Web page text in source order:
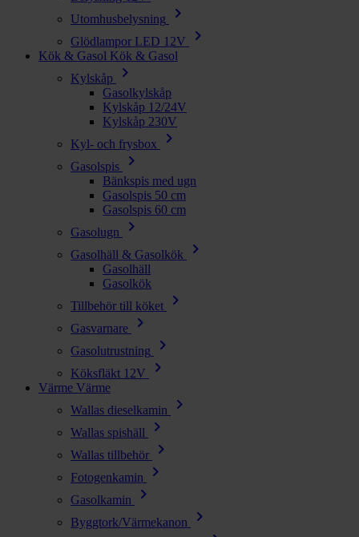
Utomhusbelysning chevron_right
Glödlampor LED 12V chevron_right
Kök & Gasol Kök & Gasol
Kylskåp
chevron_right
Gasolkylskåp
Kylskåp 12/24V
Kylskåp 230V
Kyl- och frysbox
chevron_right
Gasolspis chevron_right
Bänkspis med ugn
Gasolspis 50 cm
Gasolspis 60 cm
Gasolugn
chevron_right
Gasolhäll & Gasolkök chevron_right
Gasolhäll
Gasolkök
Tillbehör till köket
chevron_right
Gasvarnare chevron_right
Gasolutrustning chevron_right
Köksfläkt 12V chevron_right
Värme Värme
Wallas dieselkamin
chevron_right
Wallas spishäll chevron_right
Wallas tillbehör chevron_right
Fotogenkamin chevron_right
Gasolkamin chevron_right
Byggtork/Värmekanon chevron_right